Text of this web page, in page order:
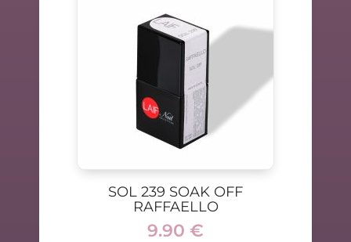
SOL 239 SOAK OFF
RAFFAELLO
9.90 €